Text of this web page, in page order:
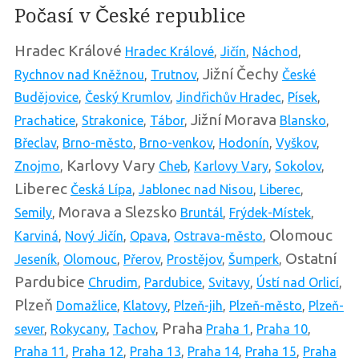
Počasí v České republice
Hradec Králové Hradec Králové, Jičín, Náchod ,
Rychnov nad Kněžnou, Trutnov, Jižní Čechy České
Budějovice, Český Krumlov, Jindřichův Hradec, Písek,
Prachatice, Strakonice, Tábor, Jižní Morava Blansko,
Břeclav, Brno-město, Brno-venkov, Hodonín, Vyškov,
Znojmo, Karlovy Vary Cheb, Karlovy Vary, Sokolov,
Liberec Česká Lípa, Jablonec nad Nisou, Liberec,
Semily, Morava a Slezsko Bruntál, Frýdek-Místek,
Karviná, Nový Jičín, Opava, Ostrava-město, Olomouc
Jeseník, Olomouc, Přerov, Prostějov, Šumperk, Ostatní
Pardubice Chrudim, Pardubice, Svitavy, Ústí nad Orlicí,
Plzeň Domažlice, Klatovy, Plzeň-jih, Plzeň-město, Plzeň-
sever, Rokycany, Tachov, Praha Praha 1 , Praha 10,
Praha 11 , Praha 12, Praha 13, Praha 14, Praha 15, Praha